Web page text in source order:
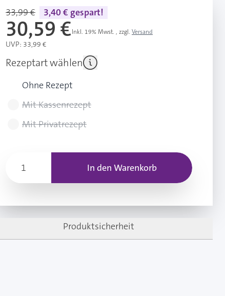
33,99 € 3,40 € gespart!
30,59 €Inkl. 19% Mwst. , zzgl. Versand
UVP: 33,99 €
Rezeptart wählen
Ohne Rezept
Mit Kassenrezept
Mit Privatrezept
In den Warenkorb
Produktsicherheit